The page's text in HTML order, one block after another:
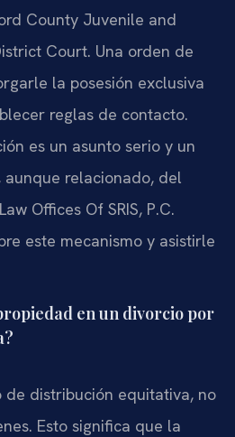
County Juvenile and
Court. Una orden de
la posesión exclusiva
reglas de contacto.
es un asunto serio y un
relacionado, del
Offices Of SRIS, P.C.
este mecanismo y asistirle
en un divorcio por
de distribución equitativa, no
Esto significa que la